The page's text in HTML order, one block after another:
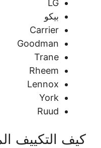
LG
بيكو
Carrier
Goodman
Trane
Rheem
Lennox
York
Ruud
كيف التكييف